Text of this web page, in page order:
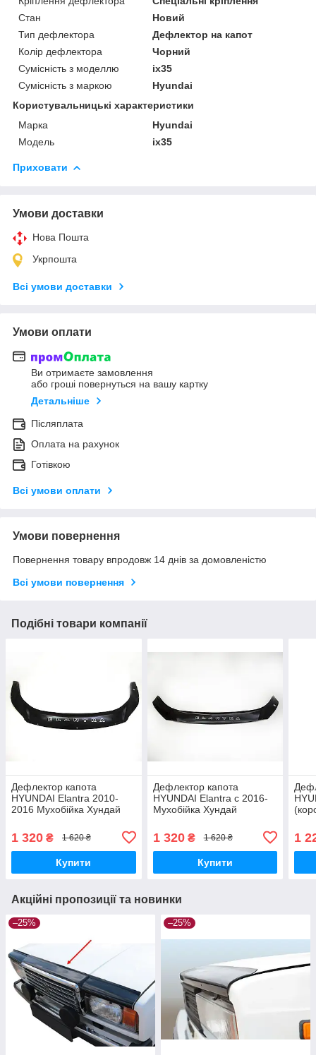
Стан
Новий
Тип дефлектора
Дефлектор на капот
Колір дефлектора
Чорний
Сумісність з моделлю
ix35
Сумісність з маркою
Hyundai
Користувальницькі характеристики
Марка
Hyundai
Модель
ix35
Приховати
Умови доставки
Нова Пошта
Укрпошта
Всі умови доставки
Умови оплати
Ви отримаєте замовлення
або гроші повернуться на вашу картку
Детальніше
Післяплата
Оплата на рахунок
Готівкою
Всі умови оплати
Умови повернення
Повернення товару впродовж 14 днів за домовленістю
Всі умови повернення
Подібні товари компанії
Дефлектор капота
HYUNDAI Elantra 2010-
2016 Мухобійка Хундай
1 320 ₴ 1 620 ₴
Купити
Дефлектор капота
HYUNDAI Elantra с 2016-
Мухобійка Хундай
1 320₴ 1 620 ₴
Купити
1
Акційні пропозиції та новинки
–25% –25%